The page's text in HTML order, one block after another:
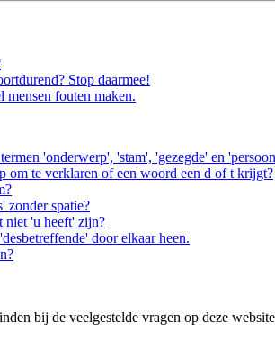
Stop daarmee!
mensen fouten maken.
'onderwerp', 'stam', 'gezegde' en
om te verklaren of een woord een d of t krijgt?
zonder spatie?
niet 'u heeft' zijn?
door elkaar heen.
bij de veelgestelde vragen op deze